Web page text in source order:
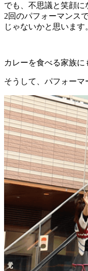
でも、不思議と笑顔に
2回のパフォーマンス
じゃないかと思います
カレーを食べる家族
そうして、パフォー